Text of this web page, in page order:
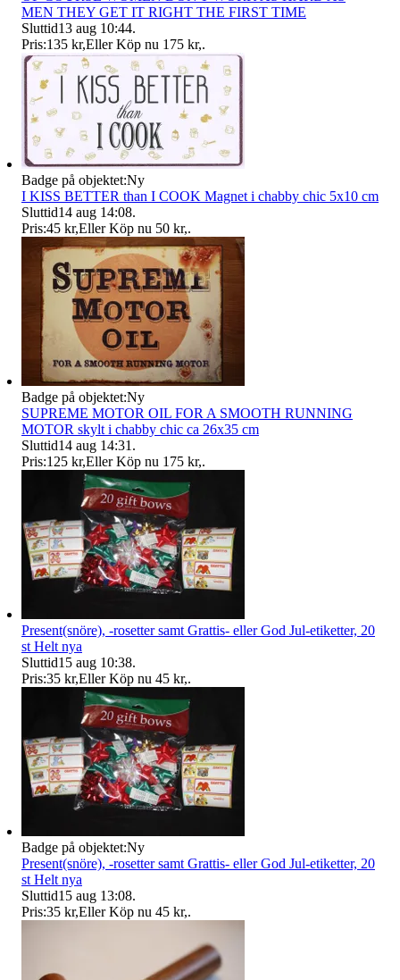
MEN THEY GET IT RIGHT THE FIRST TIME
Sluttid13 aug 10:44.
Pris:135 kr,Eller Köp nu 175 kr,.
Badge på objektet:Ny
I KISS BETTER than I COOK Magnet i chabby chic 5x10 cm
Sluttid14 aug 14:08.
Pris:45 kr,Eller Köp nu 50 kr,.
Badge på objektet:Ny
SUPREME MOTOR OIL FOR A SMOOTH RUNNING
MOTOR skylt i chabby chic ca 26x35 cm
Sluttid14 aug 14:31 .
Pris:125 kr,Eller Köp nu 175 kr,.
Present(snöre), -rosetter samt Grattis- eller God Jul-etiketter, 20
st Helt nya
Sluttid15 aug 10:38.
Pris:35 kr,Eller Köp nu 45 kr,.
Badge på objektet:Ny
Present(snöre), -rosetter samt Grattis- eller God Jul-etiketter, 20
st Helt nya
Sluttid15 aug 13:08.
Pris:35 kr,Eller Köp nu 45 kr,.